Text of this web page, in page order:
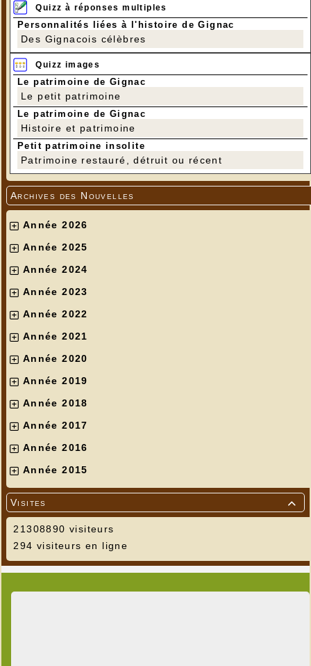
Quizz à réponses multiples
Personnalités liées à l'histoire de Gignac
Des Gignacois célèbres
Quizz images
Le patrimoine de Gignac
Le petit patrimoine
Le patrimoine de Gignac
Histoire et patrimoine
Petit patrimoine insolite
Patrimoine restauré, détruit ou récent
Archives des Nouvelles
Année 2026
Année 2025
Année 2024
Année 2023
Année 2022
Année 2021
Année 2020
Année 2019
Année 2018
Année 2017
Année 2016
Année 2015

Visites
21308890 visiteurs
294 visiteurs en ligne